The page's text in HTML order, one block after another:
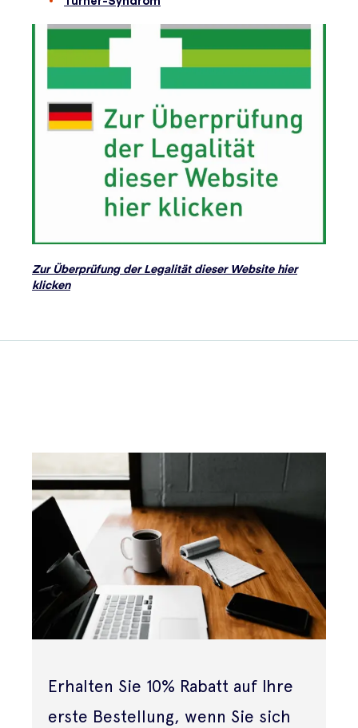
Zur Überprüfung der Legalität dieser Website hier
klicken
Erhalten Sie 10% Rabatt auf Ihre
erste Bestellung, wenn Sie sich